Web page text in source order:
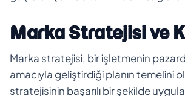
Marka Stratejisi ve
Marka stratejisi, bir işletmenin
amacıyla geliştirdiği planın temelini
stratejisinin başarılı bir şekilde